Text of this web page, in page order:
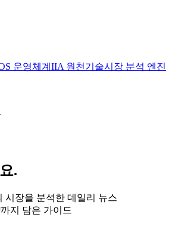
운영체계 IIA 원천기술시장 분석 엔진
.
시장을 분석한 데일리 뉴스
지 담은 가이드